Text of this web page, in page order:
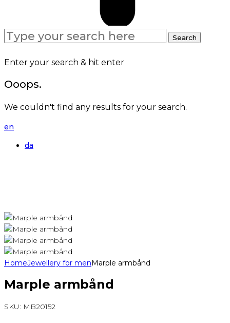
Search
for:
Search
Enter your search & hit enter
Ooops.
We couldn't find any results for your search.
en
da
HomeJewellery for men Marple armbånd
Marple armbånd
SKU: MB20152